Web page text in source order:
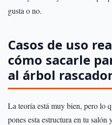
gusta o no.
Casos de uso
cómo sacarle
al árbol
La teoría está muy bien, pero lo
pones esta estructura en tu